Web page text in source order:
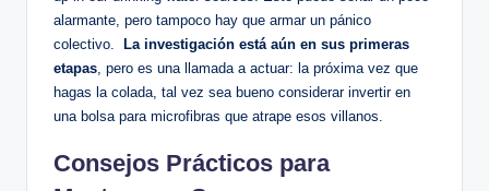
alarmante, pero ‍tampoco ⁢hay que armar un pánico
colectivo. ⁢
La investigación está aún en sus primeras⁢
etapas, pero‍ es una llamada a⁣ actuar: la próxima⁢ vez ‌que
hagas la colada, tal vez sea bueno considerar ⁣invertir en
‌una bolsa para microfibras⁣ que atrape esos villanos.
Consejos Prácticos para